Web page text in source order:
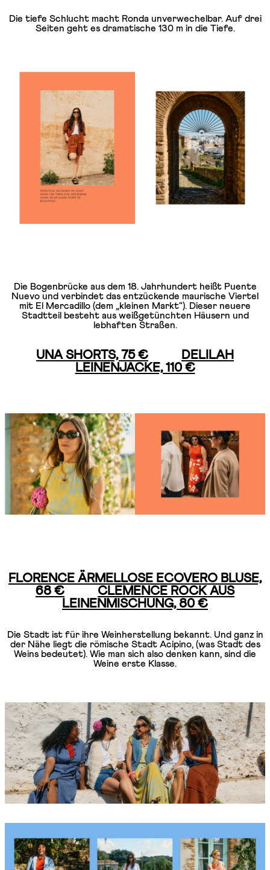
Die tiefe Schlucht macht Ronda unverwechelbar. Auf drei
Seiten geht es dramatische 130 m in die Tiefe.
Die Bogenbrücke aus dem 18. Jahrhundert heißt Puente
Nuevo und verbindet das entzückende maurische Viertel
mit El Mercadillo (dem „kleinen Markt"). Dieser neuere
Stadtteil besteht aus weißgetünchten Häusern und
lebhaften Straßen.
UNA SHORTS, 75 €
DELILAH
LEINENJACKE, 110 €
FLORENCE ÄRMELLOSE ECOVERO BLUSE,
68 €
CLEMENCE ROCK AUS
LEINENMISCHUNG, 80 €
Die Stadt ist für ihre Weinherstellung bekannt. Und ganz in
der Nähe liegt die römische Stadt Acipino, (was Stadt des
Weins bedeutet). Wie man sich also denken kann, sind die
Weine erste Klasse.